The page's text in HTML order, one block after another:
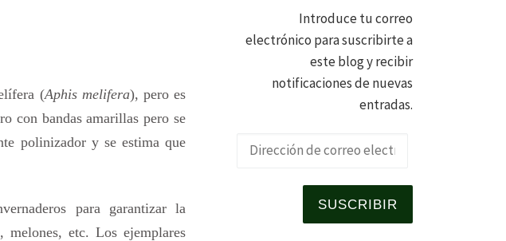
(Aphis melifera), pero es
con bandas amarillas pero se
polinizador y se estima que
para garantizar la
melones, etc. Los ejemplares
Introduce tu correo
electrónico para suscribirte a
este blog y recibir
notificaciones de nuevas
entradas.
SUSCRIBIR